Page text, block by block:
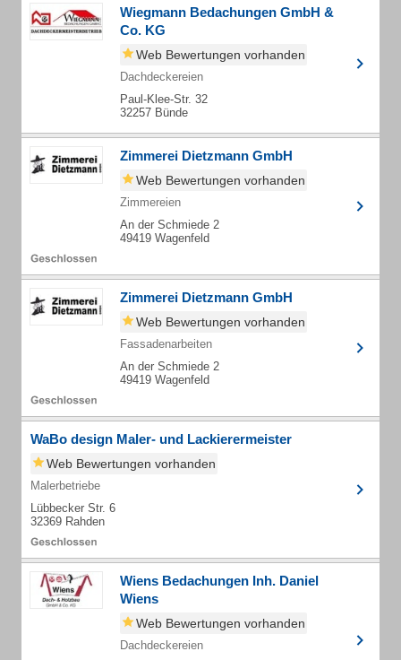
Wiegmann Bedachungen GmbH &
Co. KG
Web Bewertungen vorhanden
Dachdeckereien
Paul-Klee-Str. 32
32257 Bünde
Zimmerei Dietzmann GmbH
Web Bewertungen vorhanden
Zimmereien
An der Schmiede 2
49419 Wagenfeld
Zimmerei Dietzmann GmbH
Web Bewertungen vorhanden
Fassadenarbeiten
An der Schmiede 2
49419 Wagenfeld
WaBo design Maler- und Lackierermeister
Web Bewertungen vorhanden
Malerbetriebe
Lübbecker Str. 6
32369 Rahden
Wiens Bedachungen Inh. Daniel
Wiens
Web Bewertungen vorhanden
Dachdeckereien